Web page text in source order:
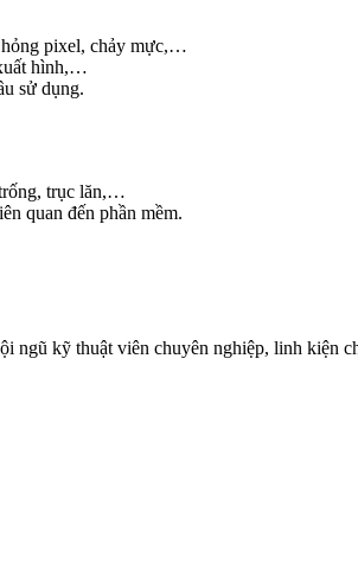
pixel, chảy mực,…
hình,…
sử dụng.
trục lăn,…
quan đến phần mềm.
kỹ thuật viên chuyên nghiệp, linh kiện